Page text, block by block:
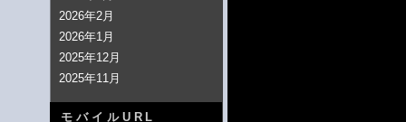
2026年2月
2026年1月
2025年12月
2025年11月
モバイルURL